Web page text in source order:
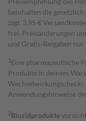
beinhalten die
zzgl. 3,95 €
frei. Preisänderungen
und Gratis-Beigaben
1 Eine pharmazeutische
Produkte in deinem
Anwendungshinweise
2Biozidprodukte